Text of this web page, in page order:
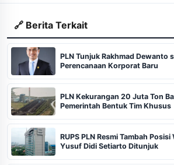
🔗 Berita Terkait
PLN Tunjuk Rakhmad Dewanto
Perencanaan Korporat Baru
PLN Kekurangan 20 Juta Ton
Pemerintah Bentuk Tim Khusus
RUPS PLN Resmi Tambah
Yusuf Didi Setiarto Ditunjuk